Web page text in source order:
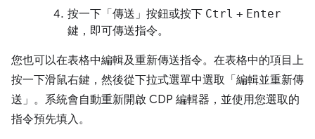
按一下「傳送」 按鈕或按下 Ctrl + Enter
鍵，即可傳送指令。
您也可以在表格中編輯及重新傳送指令。在表格中的項目上
按一下滑鼠右鍵，然後從下拉式選單中選取「編輯並重新傳
送」。系統會自動重新開啟 CDP 編輯器，並使用您選取的
指令預先填入。